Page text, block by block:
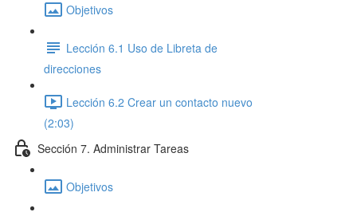
Objetivos
Lección 6.1 Uso de Libreta de
direcciones
Lección 6.2 Crear un contacto nuevo
(2:03)
Sección 7. Administrar Tareas
Objetivos